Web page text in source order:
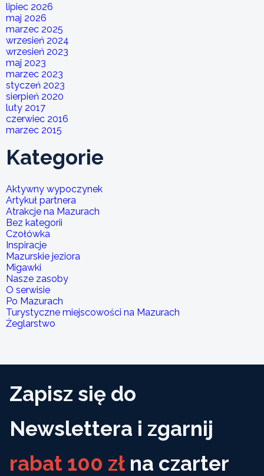
lipiec 2026
maj 2026
marzec 2025
wrzesień 2024
wrzesień 2023
maj 2023
marzec 2023
styczeń 2023
sierpień 2020
luty 2017
czerwiec 2016
marzec 2015
Kategorie
Aktywny wypoczynek
Artykuł partnera
Atrakcje na Mazurach
Bez kategorii
Czołówka
Inspiracje
Mazurskie jeziora
Migawki
Nasze zasoby
O serwisie
Po Mazurach
Turystyczne miejscowości na Mazurach
Żeglarstwo
Zapisz się do
Newslettera i zgarnij
rabat 100 zł na czarter